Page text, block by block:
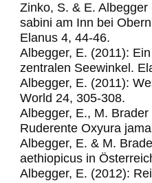
Zinko, S. & E.
sabini am Inn bei
Elanus 4, 44-46.
Albegger, E. (2011):
zentralen Seewinkel.
Albegger, E. (2011):
World 24, 305-308.
Albegger, E., M.
Ruderente Oxyura
Albegger, E. & M.
aethiopicus in
Albegger, E. (2012):